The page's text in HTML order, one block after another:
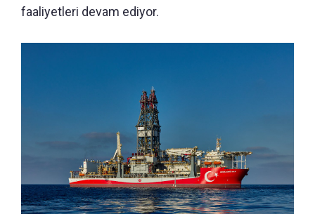
faaliyetleri devam ediyor.